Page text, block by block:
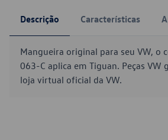
Descrição Características
Mangueira original para seu VW, o
063-C aplica em Tiguan. Peças VW
loja virtual oficial da VW.